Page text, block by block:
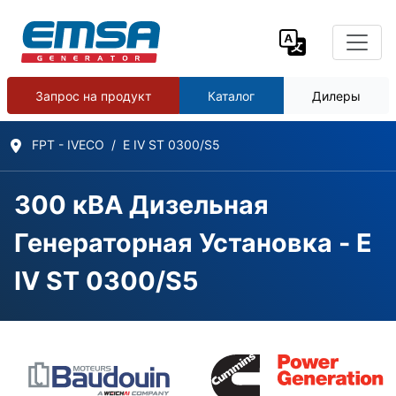
Запрос на продукт Каталог Дилеры
FPT - IVECO E IV ST 0300/S5
300 кВА Дизельная
Генераторная Установка - E
IV ST 0300/S5